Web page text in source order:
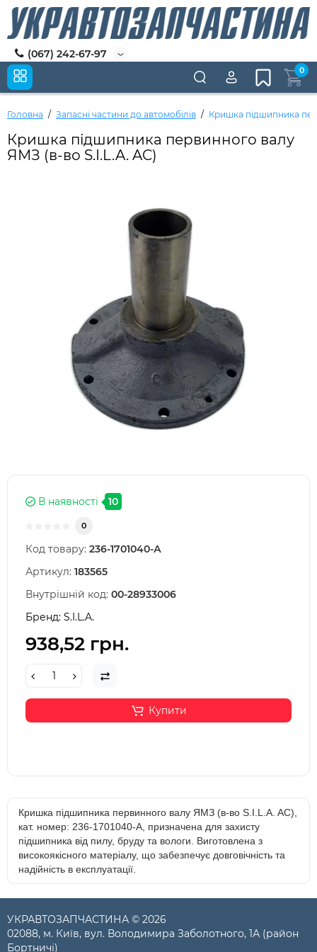
(067) 242-67-97
0
Головна Запасні частини до автомобілів Кришка підшипника
Кришка підшипника первинного валу
ЯМЗ (в-во S.I.L.A. AC)
В наявності 10
0
Код товару: 236-1701040-А
Артикул: 183565
Внутрішній код: 00-28933006
Бренд: S.I.L.A.
938,52 грн.
Купити
Кришка підшипника первинного валу ЯМЗ (в-во S.I.L.A. AC),
кат. номер: 236-1701040-А, призначена для захисту
підшипника від пилу, бруду та вологи. Виготовлена з
високоякісного матеріалу, що забезпечує довговічність та
надійність в експлуатації.
УКРАВТОЗАПЧАСТИНА © 2026
02088, м. Київ, вул. Володимира Заболотного, 1А (район
Бортничі)